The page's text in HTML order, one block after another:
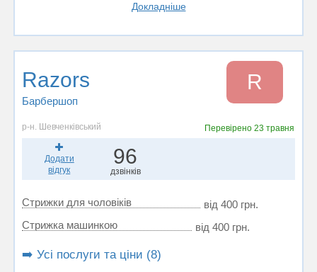
Докладніше
Razors
Барбершоп
R
р-н. Шевченківський Перевірено23 травня
Додати
відгук
96
дзвінків
Стрижки для чоловіків
від 400 грн.
Стрижка машинкою
від 400 грн.
➡️ Усі послуги та ціни (8)